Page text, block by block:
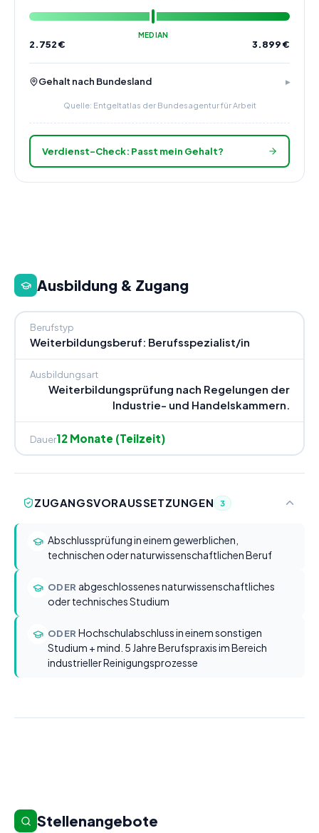
MEDIAN
2.752€ 3.899€
Gehalt nach Bundesland
Quelle: Entgeltatlas der Bundesagentur für Arbeit
Verdienst-Check: Passt mein Gehalt?
Ausbildung & Zugang
Berufstyp
Weiterbildungsberuf: Berufsspezialist/in
Ausbildungsart
Weiterbildungsprüfung nach Regelungen der
Industrie- und Handelskammern.
Dauer12 Monate (Teilzeit)
ZUGANGSVORAUSSETZUNGEN 3
Abschlussprüfung in einem gewerblichen,
technischen oder naturwissenschaftlichen Beruf
ODER abgeschlossenes naturwissenschaftliches
oder technisches Studium
ODER Hochschulabschluss in einem sonstigen
Studium + mind. 5 Jahre Berufspraxis im Bereich
industrieller Reinigungsprozesse
Stellenangebote